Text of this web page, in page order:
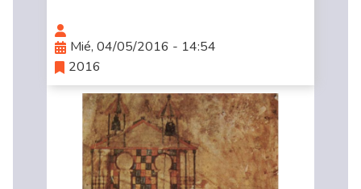
Mié, 04/05/2016 - 14:54
2016